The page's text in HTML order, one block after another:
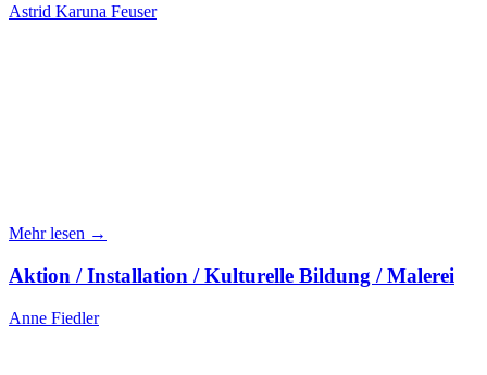
Astrid Karuna Feuser
Mehr lesen →
Aktion / Installation / Kulturelle Bildung / Malerei
Anne Fiedler